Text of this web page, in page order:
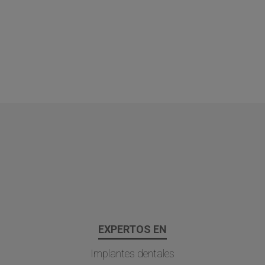
EXPERTOS EN
Implantes dentales